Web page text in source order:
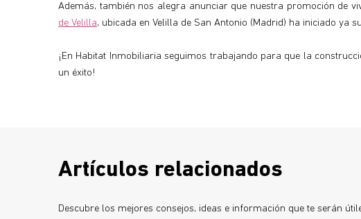
Además, también nos alegra anunciar que nuestra promoción de
de Velilla, ubicada en Velilla de San Antonio (Madrid) ha iniciado ya
¡En Habitat Inmobiliaria seguimos trabajando para que la
un éxito!
Artículos relacionados
Descubre los mejores consejos, ideas e información que te serán